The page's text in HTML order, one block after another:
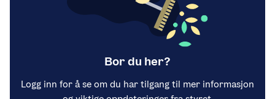
Bor du her?
Logg inn for å se om du har tilgang til mer informasjon